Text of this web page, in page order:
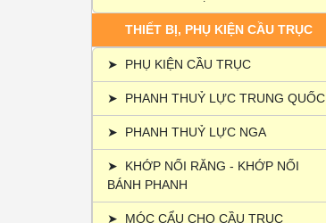
THIẾT BỊ, PHỤ KIỆN CẦU TRỤC
➤ PHỤ KIỆN CẦU TRỤC
➤ PHANH THUỶ LỰC TRUNG QUỐC
➤ PHANH THUỶ LỰC NGA
➤
KHỚP NỐI RĂNG - KHỚP NỐI
BÁNH PHANH
➤ MÓC CẨU CHO CẦU TRỤC